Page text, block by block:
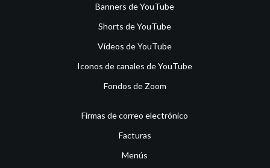
Banners de YouTube
Shorts de YouTube
Vídeos de YouTube
Iconos de canales de YouTube
Fondos de Zoom
Firmas de correo electrónico
Facturas
Menús